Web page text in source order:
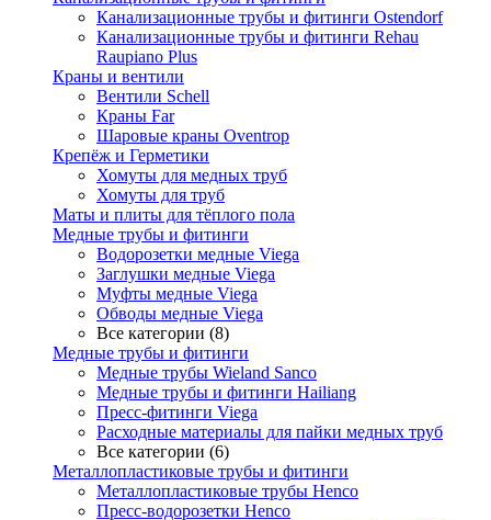
Канализационные трубы и фитинги Ostendorf
Канализационные трубы и фитинги Rehau
Raupiano Plus
Краны и вентили
Вентили Schell
Краны Far
Шаровые краны Oventrop
Крепёж и Герметики
Хомуты для медных труб
Хомуты для труб
Маты и плиты для тёплого пола
Медные трубы и фитинги
Водорозетки медные Viega
Заглушки медные Viega
Муфты медные Viega
Обводы медные Viega
Все категории (8)
Медные трубы и фитинги
Медные трубы Wieland Sanco
Медные трубы и фитинги Hailiang
Пресс-фитинги Viega
Расходные материалы для пайки медных труб
Все категории (6)
Металлопластиковые трубы и фитинги
Металлопластиковые трубы Henco
Пресс-водорозетки Henco